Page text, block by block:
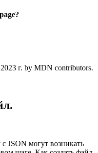
г. by MDN contributors.
JSON могут возникать